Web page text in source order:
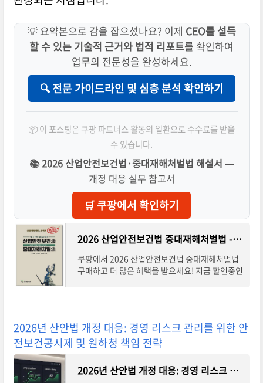
💡 요약본으로 감을 잡으셨나요? 이제 CEO를 설득
할 수 있는 기술적 근거와 법적 리포트를 확인하여
업무의 전문성을 완성하세요.
🔍 전문 가이드라인 및 심층 분석 확인하기
📦 이 포스팅은 쿠팡 파트너스 활동의 일환으로 수수료를 받을
수 있습니다.
📚 2026 산업안전보건법·중대재해처벌법 해설서 —
개정 대응 실무 참고서
🛒 쿠팡에서 확인하기
2026 산업안전보건법 중대재해처벌법 - 소방공학 | 쿠팡
쿠팡에서 2026 산업안전보건법 중대재해처벌법
구매하고 더 많은 혜택을 받으세요! 지금 할인중인
2026년 산안법 개정 대응: 경영 리스크 관리를 위한 안
전보건공시제 및 원하청 책임 전략
2026년 산안법 개정 대응: 경영 리스크 관리를 위한 안전보건공시제 및 원하청 책임 전략